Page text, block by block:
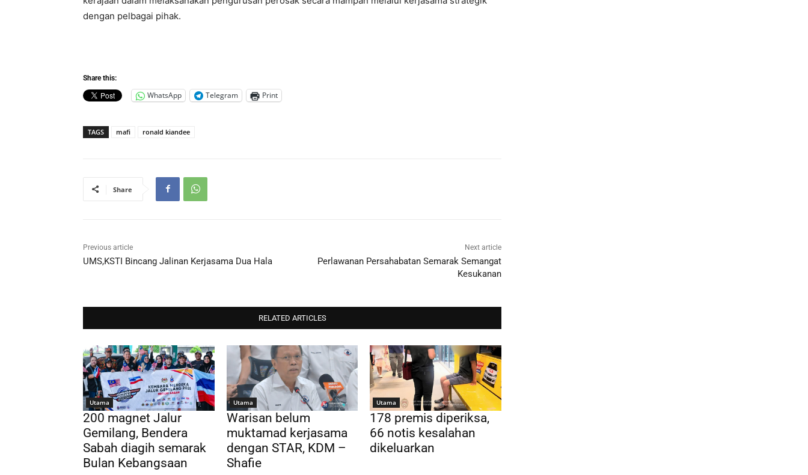
dengan pelbagai pihak.
Share this:
WhatsApp Telegram Print
TAGS mafi ronald kiandee
Share
Previous article
UMS,KSTI Bincang Jalinan Kerjasama Dua Hala
Next article
Perlawanan Persahabatan Semarak Semangat
Kesukanan
RELATED ARTICLES
Utama
200 magnet Jalur
Gemilang, Bendera
Sabah diagih semarak
Bulan Kebangsaan
Utama
Warisan belum
muktamad kerjasama
dengan STAR, KDM –
Shafie
Utama
178 premis diperiksa,
66 notis kesalahan
dikeluarkan